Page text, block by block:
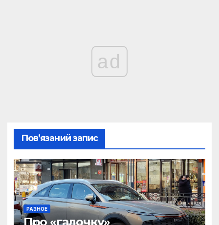
ad
Пов’язаний запис
РАЗНОЕ
Про «галочку»